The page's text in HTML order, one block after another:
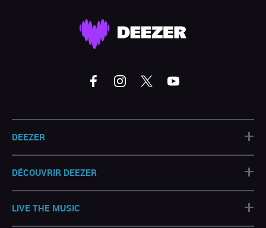
DEEZER +
DÉCOUVRIR DEEZER +
LIVE THE MUSIC +